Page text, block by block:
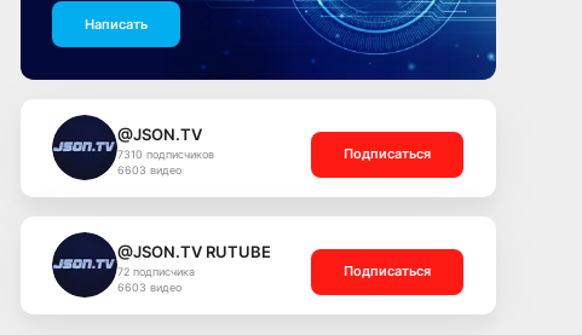
Написать
@JSON.TV
7310 подписчиков
6603 видео
Подписаться
@JSON.TV RUTUBE
72 подписчика
6603 видео
Подписаться